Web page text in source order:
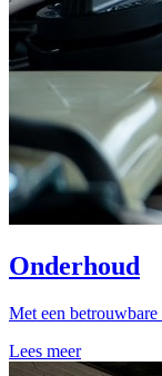
Onderhoud
Met een
Lees meer